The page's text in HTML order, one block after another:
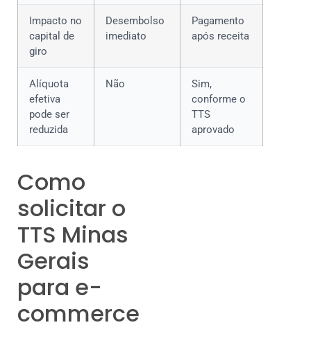
Impacto no
capital de
giro
Desembolso
imediato
Pagamento
após receita
Alíquota
efetiva
pode ser
reduzida
Não
Sim,
conforme o
TTS
aprovado
Como
solicitar o
TTS Minas
Gerais
para e-
commerce